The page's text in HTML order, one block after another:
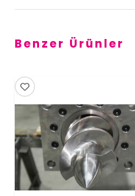
Benzer Ürünler